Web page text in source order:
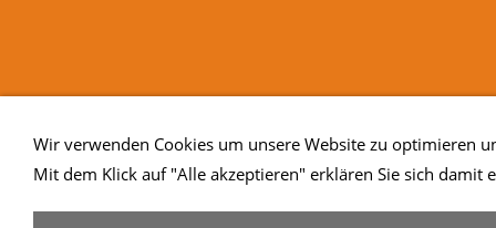
Wir verwenden Cookies um unsere Website zu optimieren
Mit dem Klick auf "Alle akzeptieren" erklären Sie sich damit